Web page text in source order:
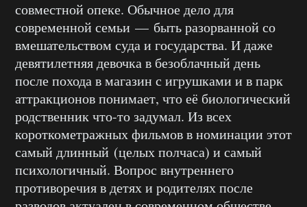
совместной опеке. Обычное дело для
современной семьи — быть разорванной со
вмешательством суда и государства. И даже
девятилетняя девочка в безоблачный день
после похода в магазин с игрушками и в парк
аттракционов понимает, что её биологический
родственник что-то задумал. Из всех
короткометражных фильмов в номинации этот
самый длинный (целых полчаса) и самый
психологичный. Вопрос внутреннего
противоречия в детях и родителях после